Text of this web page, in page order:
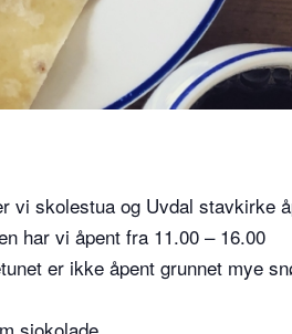
vi skolestua og Uvdal stavkirke
har vi åpent fra 11.00 – 16.00
er ikke åpent grunnet mye